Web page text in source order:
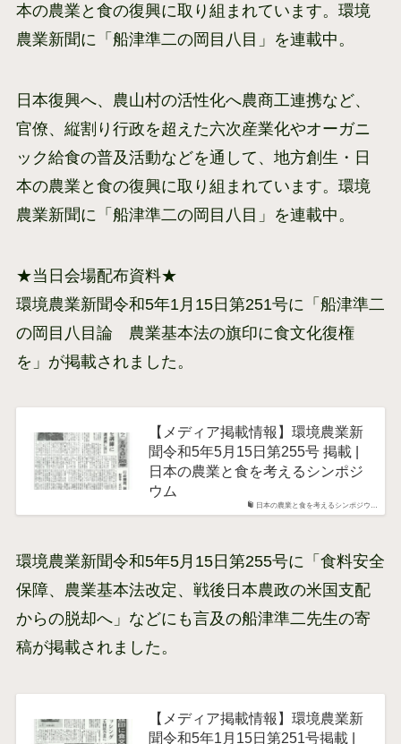
本の農業と食の復興に取り組まれています。環境
農業新聞に「船津準二の岡目八目」を連載中。
日本復興へ、農山村の活性化へ農商工連携など、
官僚、縦割り行政を超えた六次産業化やオーガニ
ック給食の普及活動などを通して、地方創生・日
本の農業と食の復興に取り組まれています。環境
農業新聞に「船津準二の岡目八目」を連載中。
★当日会場配布資料★
環境農業新聞令和5年1月15日第251号に「船津準二
の岡目八目論 農業基本法の旗印に食文化復権
を」が掲載されました。
日本の農業と食を考えるシンポジウ…
【メディア掲載情報】環境農業新
聞令和5年5月15日第255号 掲載 |
日本の農業と食を考えるシンポジ
ウム
環境農業新聞令和5年5月15日第255号に「食料安全
保障、農業基本法改定、戦後日本農政の米国支配
からの脱却へ」などにも言及の船津準二先生の寄
稿が掲載されました。
【メディア掲載情報】環境農業新
聞令和5年1月15日第251号掲載 |